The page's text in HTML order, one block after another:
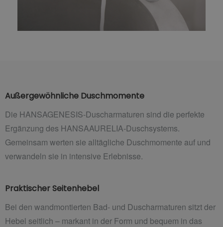
Außergewöhnliche Duschmomente
Die HANSAGENESIS-Duscharmaturen sind die perfekte
Ergänzung des HANSAAURELIA-Duschsystems.
Gemeinsam werten sie alltägliche Duschmomente auf und
verwandeln sie in intensive Erlebnisse.
Praktischer Seitenhebel
Bei den wandmontierten Bad- und Duscharmaturen sitzt der
Hebel seitlich – markant in der Form und bequem in das